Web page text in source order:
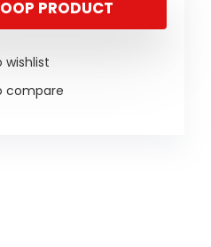
PRODUCT
wishlist
compare